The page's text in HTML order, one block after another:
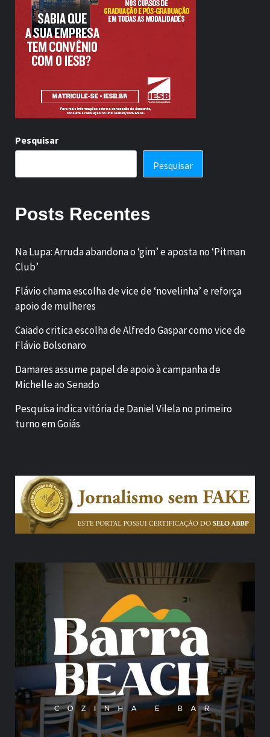
Pesquisar
Pesquisar
Posts Recentes
Na Lupa: Arruda abandona o ‘gim’ e aposta no ‘Pitman
Club’
Flávio chama escolha de vice de ‘novelinha’ e reforça
apoio de mulheres
Caiado critica escolha de Alfredo Gaspar como vice de
Flávio Bolsonaro
Damares assume papel de apoio à campanha de
Michelle ao Senado
Pesquisa indica vitória de Daniel Vilela no primeiro
turno em Goiás